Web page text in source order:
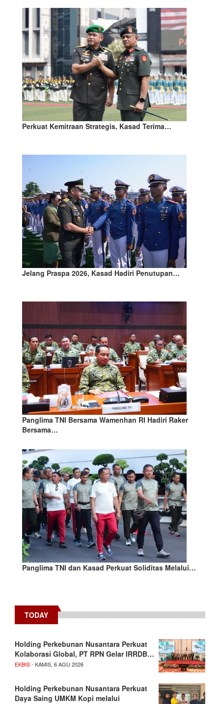
Perkuat Kemitraan Strategis, Kasad Terima…
Jelang Praspa 2026, Kasad Hadiri Penutupan…
Panglima TNI Bersama Wamenhan RI Hadiri Raker
Bersama…
Panglima TNI dan Kasad Perkuat Soliditas Melalui…
TODAY
Holding Perkebunan Nusantara Perkuat
Kolaborasi Global, PT RPN Gelar IRRDB…
EKBIS- KAMIS, 6 AGU 2026
Holding Perkebunan Nusantara Perkuat
Daya Saing UMKM Kopi melalui